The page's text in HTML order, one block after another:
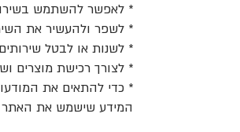
* לאפשר להשתמש
* לשפר ולהעשיר את
* לשנות או לבטל שירותים
* לצורך רכישת מוצרים
* כדי להתאים את
המידע שישמש את האתר